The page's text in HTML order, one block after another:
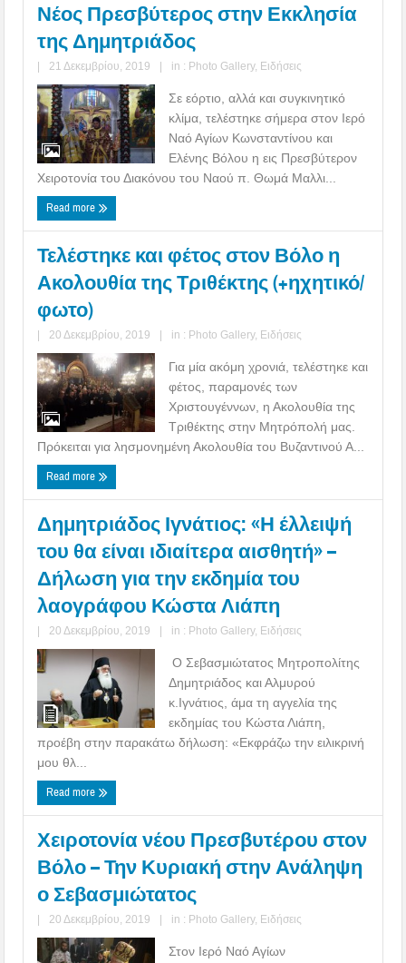
Νέος Πρεσβύτερος στην Εκκλησία
της Δημητριάδος
| 21 Δεκεμβρίου, 2019 | in : Photo Gallery, Ειδήσεις
Σε εόρτιο, αλλά και συγκινητικό
κλίμα, τελέστηκε σήμερα στον Ιερό
Ναό Αγίων Κωνσταντίνου και
Ελένης Βόλου η εις Πρεσβύτερον
Χειροτονία του Διακόνου του Ναού π. Θωμά Μαλλι...
Read more
Τελέστηκε και φέτος στον Βόλο η
Ακολουθία της Τριθέκτης (+ηχητικό/
φωτο)
| 20 Δεκεμβρίου, 2019 | in : Photo Gallery, Ειδήσεις
Για μία ακόμη χρονιά, τελέστηκε και
φέτος, παραμονές των
Χριστουγέννων, η Ακολουθία της
Τριθέκτης στην Μητρόπολή μας.
Πρόκειται για λησμονημένη Ακολουθία του Βυζαντινού Α...
Read more
Δημητριάδος Ιγνάτιος: «Η έλλειψή
του θα είναι ιδιαίτερα αισθητή» –
Δήλωση για την εκδημία του
λαογράφου Κώστα Λιάπη
| 20 Δεκεμβρίου, 2019 | in : Photo Gallery, Ειδήσεις
Ο Σεβασμιώτατος Μητροπολίτης
Δημητριάδος και Αλμυρού
κ.Ιγνάτιος, άμα τη αγγελία της
εκδημίας του Κώστα Λιάπη,
προέβη στην παρακάτω δήλωση: «Εκφράζω την ειλικρινή
μου θλ...
Read more
Χειροτονία νέου Πρεσβυτέρου στον
Βόλο – Την Κυριακή στην Ανάληψη
ο Σεβασμιώτατος
| 20 Δεκεμβρίου, 2019 | in : Photo Gallery, Ειδήσεις
Στον Ιερό Ναό Αγίων